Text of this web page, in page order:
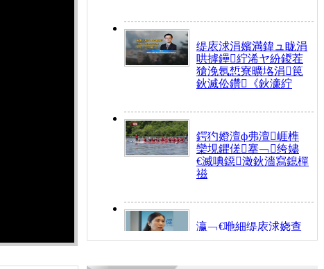
缇庡浗涓嬪満鍏ュ眬涓
哄摢鑸紵浠ヤ紛鍐茬
獊浼氬惁寮曠垎涓笢
鈥滅伀鑽《鈥濓紵
鍔犳嬁澶ф弗澶崕榫
欒垷鑺傞搴﹁绔嬧
€滅唺鐚澂鈥濇寫鎴樿
禌
瀛﹁€咃細缇庡浗娆查
€间笢鍗椾簹涓庝腑鍥